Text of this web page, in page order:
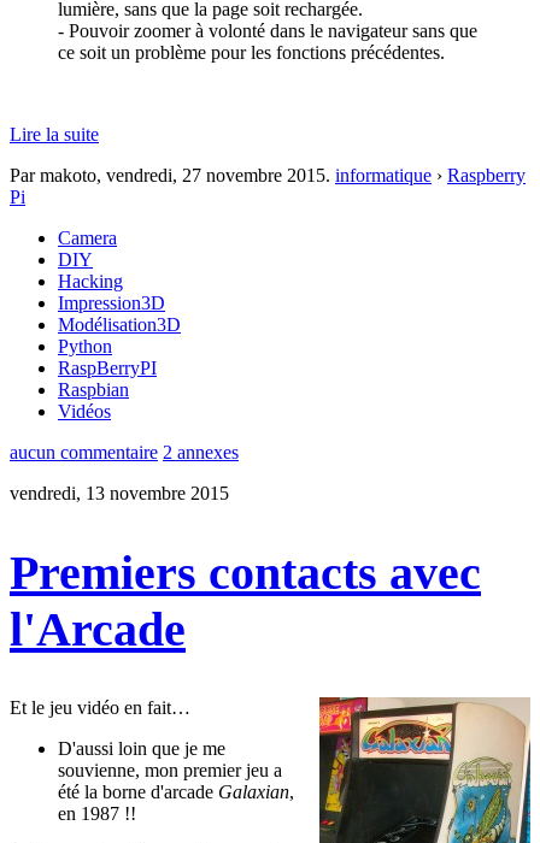
lumière, sans que la page soit rechargée.
- Pouvoir zoomer à volonté dans le navigateur sans que
ce soit un problème pour les fonctions précédentes.
Lire la suite
Par makoto, vendredi, 27 novembre 2015. informatique › Raspberry
Pi
Camera
DIY
Hacking
Impression3D
Modélisation3D
Python
RaspBerryPI
Raspbian
Vidéos
aucun commentaire 2 annexes
vendredi, 13 novembre 2015
Premiers contacts avec
l'Arcade
Et le jeu vidéo en fait…
D'aussi loin que je me
souvienne, mon premier jeu a
été la borne d'arcade Galaxian,
en 1987 !!